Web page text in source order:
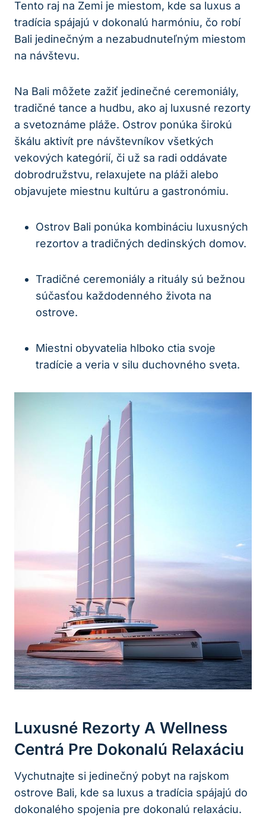
Tento raj na Zemi je miestom, kde sa luxus a
tradícia spájajú v dokonalú harmóniu, čo robí
Bali jedinečným a nezabudnuteľným miestom
na návštevu.
Na Bali môžete zažiť jedinečné ceremoniály,
tradičné tance a hudbu, ako aj luxusné rezorty
a svetoznáme pláže. Ostrov ponúka širokú
škálu aktivít pre návštevníkov všetkých
vekových kategórií, či už sa radi oddávate
dobrodružstvu, relaxujete na pláži alebo
objavujete miestnu kultúru a gastronómiu.
Ostrov Bali ponúka kombináciu luxusných
rezortov a tradičných dedinských domov.
Tradičné ceremoniály a rituály sú bežnou
súčasťou každodenného života na
ostrove.
Miestni obyvatelia hlboko ctia svoje
tradície a veria v silu duchovného sveta.
Luxusné Rezorty A Wellness
Centrá Pre Dokonalú Relaxáciu
Vychutnajte si jedinečný pobyt na rajskom
ostrove Bali, kde sa luxus a tradícia spájajú do
dokonalého spojenia pre dokonalú relaxáciu.